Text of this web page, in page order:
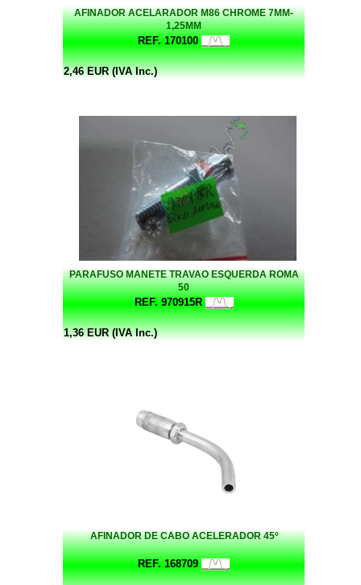
AFINADOR ACELARADOR M86 CHROME 7MM-
1,25MM
REF. 170100
2,46 EUR (IVA Inc.)
PARAFUSO MANETE TRAVAO ESQUERDA ROMA
50
REF. 970915R
1,36 EUR (IVA Inc.)
AFINADOR DE CABO ACELERADOR 45º
REF. 168709